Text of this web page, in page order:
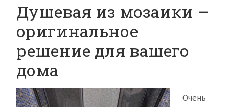
Душевая из мозаики –
оригинальное
решение для вашего
дома
Очень